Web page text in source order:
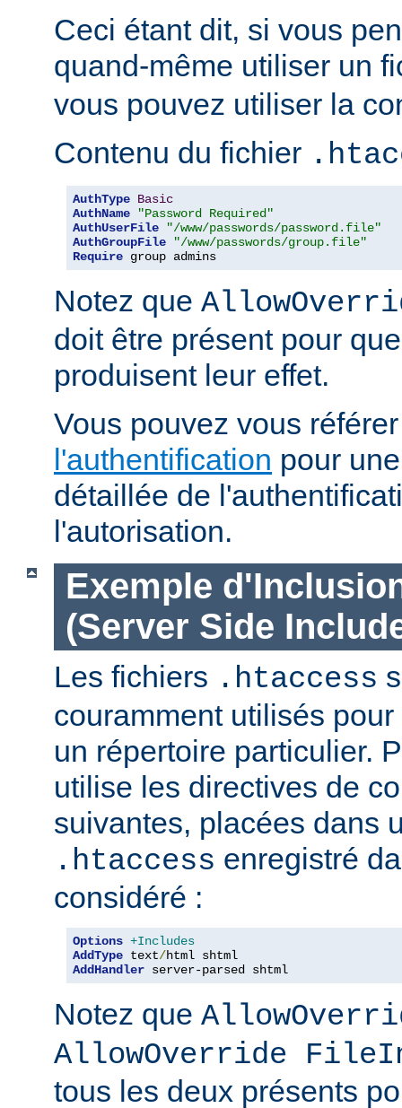
Ceci étant dit, si vous
quand-même utiliser un
vous pouvez utiliser la
Contenu du fichier
AuthType Basic
AuthName
"Password Required"
AuthUserFile
"/www/passwords/password.file"
AuthGroupFile
"/www/passwords/group.file"
Require group admins
Notez que
doit être présent pour
produisent leur effet.
Vous pouvez vous
l'authentification pour
détaillée de
l'autorisation.
Exemple
(Server Side
Les fichiers .htaccess
couramment utilisés
un répertoire particulier.
utilise les directives de
suivantes, placées dans
.htaccess enregistré
considéré :
Options +Includes
AddType text/
AddHandler server-parsed shtml
Notez que
AllowOverride
tous les deux présents